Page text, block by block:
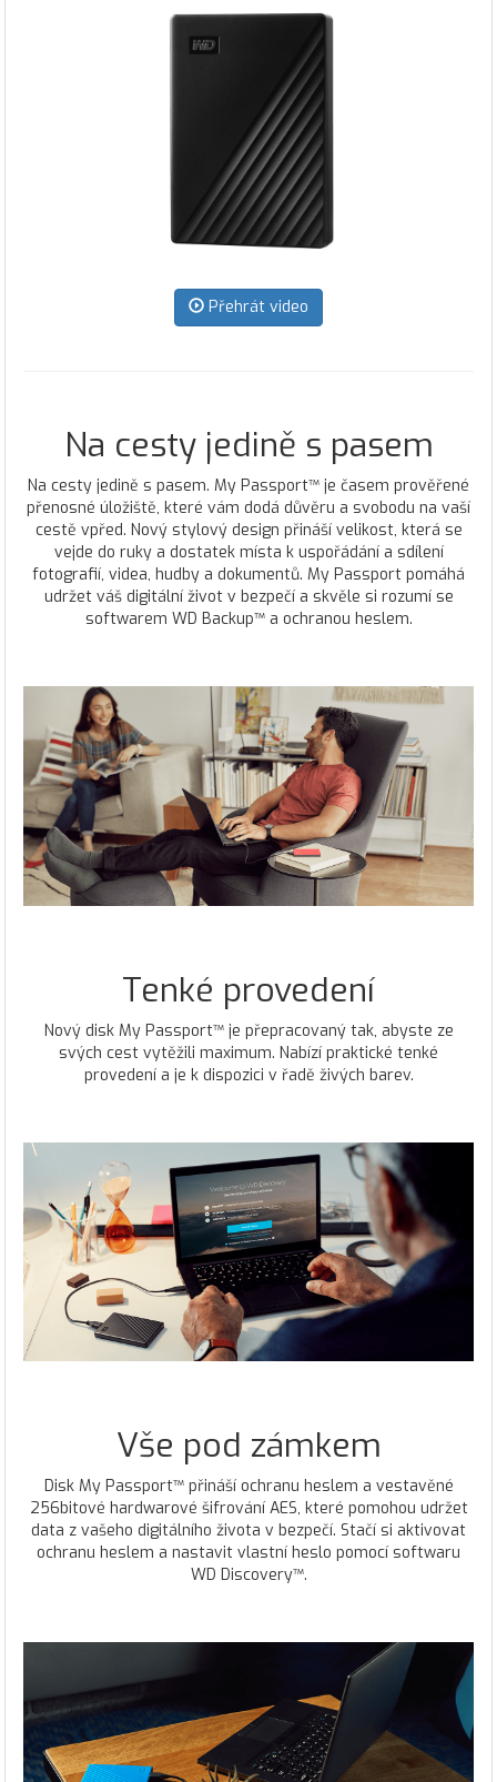
Přehrát video
Na cesty jedině s pasem
Na cesty jedině s pasem. My Passport™ je časem prověřené
přenosné úložiště, které vám dodá důvěru a svobodu na vaší
cestě vpřed. Nový stylový design přináší velikost, která se
vejde do ruky a dostatek místa k uspořádání a sdílení
fotografií, videa, hudby a dokumentů. My Passport pomáhá
udržet váš digitální život v bezpečí a skvěle si rozumí se
softwarem WD Backup™ a ochranou heslem.
Tenké provedení
Nový disk My Passport™ je přepracovaný tak, abyste ze
svých cest vytěžili maximum. Nabízí praktické tenké
provedení a je k dispozici v řadě živých barev.
Vše pod zámkem
Disk My Passport™ přináší ochranu heslem a vestavěné
256bitové hardwarové šifrování AES, které pomohou udržet
data z vašeho digitálního života v bezpečí. Stačí si aktivovat
ochranu heslem a nastavit vlastní heslo pomocí softwaru
WD Discovery™.